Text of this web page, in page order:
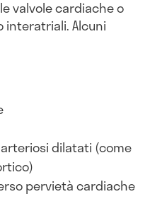
valvole cardiache o
Alcuni
dilatati (come
pervietà cardiache